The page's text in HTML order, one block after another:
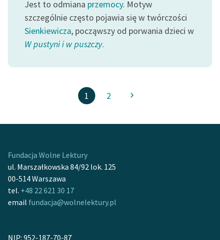
Jest to odmiana przemocy. Motyw
szczególnie często pojawia się w twórczości
Sienkiewicza, począwszy od porwania dzieci w
W pustyni i w puszczy.
1 2
Fundacja Wolne Lektury
ul. Marszałkowska 84/92 lok. 125
00-514 Warszawa
tel. +48 22 621 30 17
email fundacja@wolnelektury.pl
NIP: 952-187-70-87